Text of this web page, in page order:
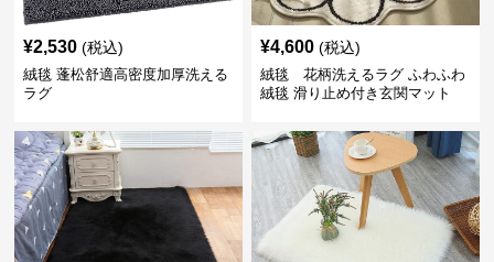
¥2,530 (税込)
絨毯 蓬松舒適高密度加厚洗える
ラグ
¥4,600 (税込)
絨毯 花柄洗えるラグ ふわふわ
絨毯 滑り止め付き玄関マット